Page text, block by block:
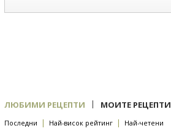
ЛЮБИМИ РЕЦЕПТИ | МОИТЕ РЕЦЕПТИ
Последни | Най-висок рейтинг | Най-четени